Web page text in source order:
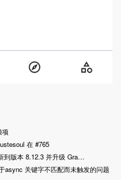
在 #765
到版本 8.12.3 并升级 Gra…
async 关键字不匹配而未触发的问题